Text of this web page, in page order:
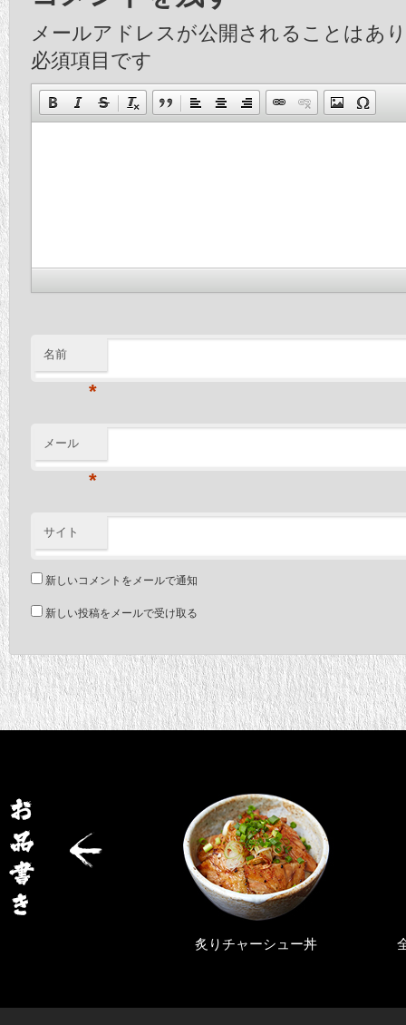
メールアドレスが公開されることはあ
必須項目です
名前
*
メール
*
サイト
新しいコメントをメールで通知
新しい投稿をメールで受け取る
炙りチャーシュー丼